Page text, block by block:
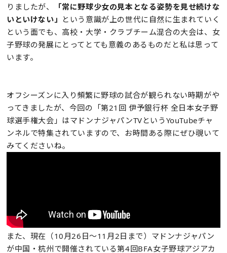
りましたが、
「常に野球少女の見本となる姿勢を見せ続けな
いといけない」 という意識が上の世代に自然に生まれていく
という面でも、高校・大学・クラブチーム混合の大会は、女
子野球の発展にとってとても意義のあるものだと私は思って
います。
オフシーズンに入り頻繁に野球の試合が観られない時期がや
ってきましたが、今回の「第21回 伊予銀行杯 全日本女子野
球選手権大会」はマドンナジャパンTVというYouTubeチャ
ンネルで特集されていますので、お時間ある際にぜひ覗いて
みてくださいね。
また、現在（10月26日～11月2日まで）マドンナジャパン
が中国・杭州で開催されている第4回BFA女子野球アジアカ